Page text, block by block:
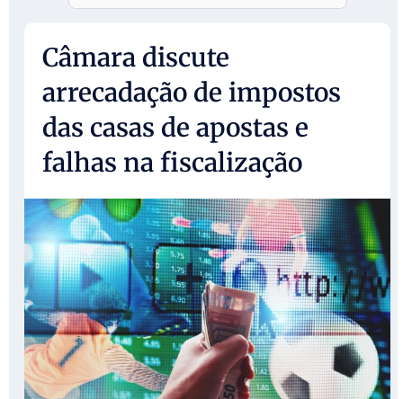
Câmara discute
arrecadação de impostos
das casas de apostas e
falhas na fiscalização